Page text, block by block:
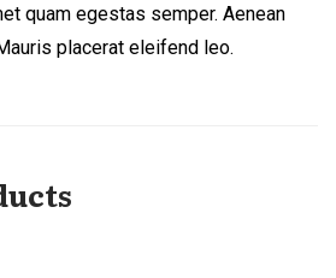
quam egestas semper. Aenean
placerat eleifend leo.